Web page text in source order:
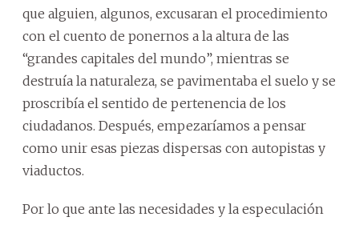
que alguien, algunos, excusaran el procedimiento
con el cuento de ponernos a la altura de las
“grandes capitales del mundo”, mientras se
destruía la naturaleza, se pavimentaba el suelo y se
proscribía el sentido de pertenencia de los
ciudadanos. Después, empezaríamos a pensar
como unir esas piezas dispersas con autopistas y
viaductos.
Por lo que ante las necesidades y la especulación